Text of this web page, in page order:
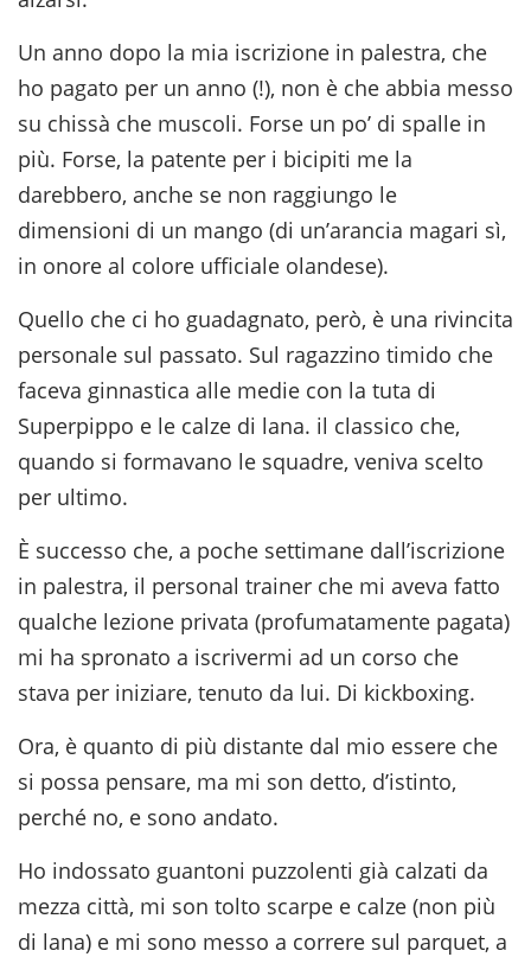
Un anno dopo la mia iscrizione in palestra, che
ho pagato per un anno (!), non è che abbia messo
su chissà che muscoli. Forse un po’ di spalle in
più. Forse, la patente per i bicipiti me la
darebbero, anche se non raggiungo le
dimensioni di un mango (di un’arancia magari sì,
in onore al colore ufficiale olandese).
Quello che ci ho guadagnato, però, è una rivincita
personale sul passato. Sul ragazzino timido che
faceva ginnastica alle medie con la tuta di
Superpippo e le calze di lana. il classico che,
quando si formavano le squadre, veniva scelto
per ultimo.
È successo che, a poche settimane dall’iscrizione
in palestra, il personal trainer che mi aveva fatto
qualche lezione privata (profumatamente pagata)
mi ha spronato a iscrivermi ad un corso che
stava per iniziare, tenuto da lui. Di kickboxing.
Ora, è quanto di più distante dal mio essere che
si possa pensare, ma mi son detto, d’istinto,
perché no, e sono andato.
Ho indossato guantoni puzzolenti già calzati da
mezza città, mi son tolto scarpe e calze (non più
di lana) e mi sono messo a correre sul parquet, a